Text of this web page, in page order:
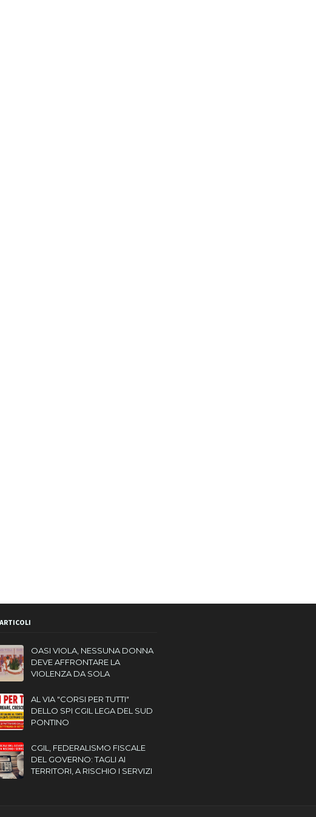
OASI VIOLA, NESSUNA DONNA
DEVE AFFRONTARE LA
VIOLENZA DA SOLA
AL VIA "CORSI PER TUTTI"
DELLO SPI CGIL LEGA DEL SUD
PONTINO
CGIL, FEDERALISMO FISCALE
DEL GOVERNO: TAGLI AI
TERRITORI, A RISCHIO I SERVIZI